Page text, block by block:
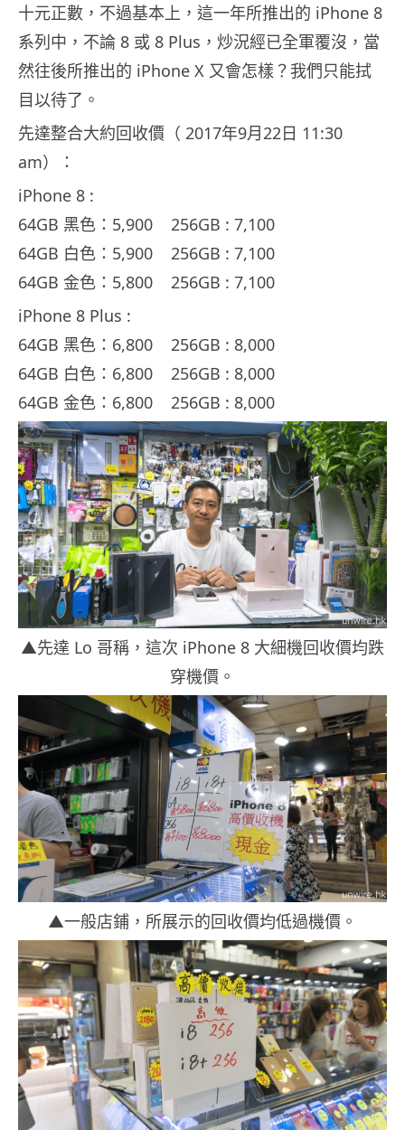
十元正數，不過基本上，這一年所推出的 iPhone 8
系列中，不論 8 或 8 Plus，炒況經已全軍覆沒，當
然往後所推出的 iPhone X 又會怎樣？我們只能拭
目以待了。
先達整合大約回收價（ 2017年9月22日 11:30
am）：
iPhone 8 :
64GB 黑色：5,900 256GB : 7,100
64GB 白色：5,900 256GB : 7,100
64GB 金色：5,800 256GB : 7,100
iPhone 8 Plus :
64GB 黑色：6,800 256GB : 8,000
64GB 白色：6,800 256GB : 8,000
64GB 金色：6,800 256GB : 8,000
▲先達 Lo 哥稱，這次 iPhone 8 大細機回收價均跌
穿機價。
▲一般店鋪，所展示的回收價均低過機價。